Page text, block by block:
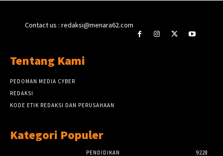
Contact us : redaksi@menara62.com
Tentang Kami
PEDOMAN MEDIA CYBER
REDAKSI
KODE ETIK REDAKSI DAN PERUSAHAAN
Kategori Populer
PENDIDIKAN 9228